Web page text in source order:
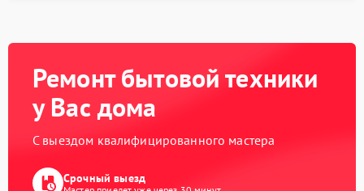
Ремонт бытовой техники
у Вас дома
С выездом квалифицированного мастера
Срочный выезд